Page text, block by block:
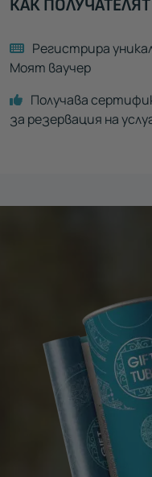
КАК
Регистрира
Моят ваучер
Получава
за резервация на